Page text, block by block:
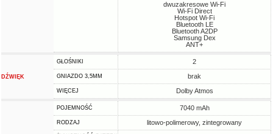
dwuzakresowe Wi-Fi
Wi-Fi Direct
Hotspot Wi-Fi
Bluetooth LE
Bluetooth A2DP
Samsung Dex
ANT+
DŹWIĘK
GŁOŚNIKI 2
GNIAZDO 3,5MM brak
WIĘCEJ Dolby Atmos
POJEMNOŚĆ 7040 mAh
RODZAJ litowo-polimerowy, zintegrowany